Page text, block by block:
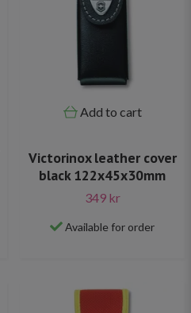
Add to cart
Victorinox leather cover
black 122x45x30mm
349 kr
Available for order